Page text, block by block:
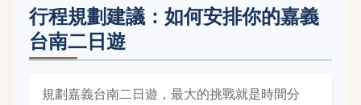
行程規劃建議：如何安排你的嘉義
台南二日遊
規劃嘉義台南二日遊，最大的挑戰就是時間分